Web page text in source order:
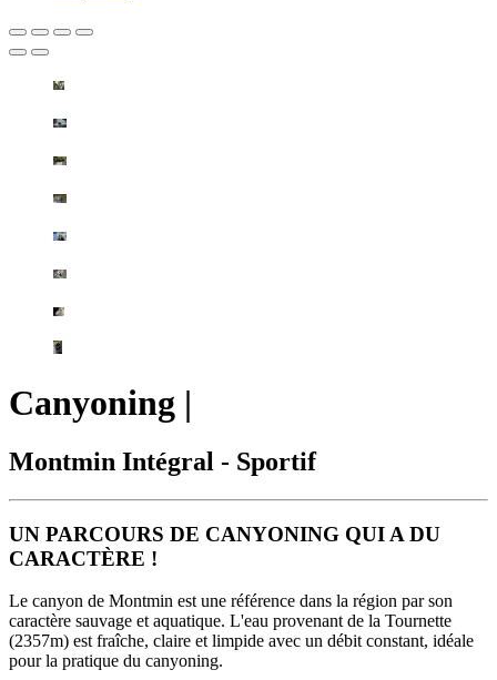
Canyoning |
Montmin Intégral - Sportif
UN PARCOURS DE CANYONING QUI A DU
CARACTÈRE !
Le canyon de Montmin est une référence dans la région par son
caractère sauvage et aquatique. L'eau provenant de la Tournette
(2357m) est fraîche, claire et limpide avec un débit constant, idéale
pour la pratique du canyoning.